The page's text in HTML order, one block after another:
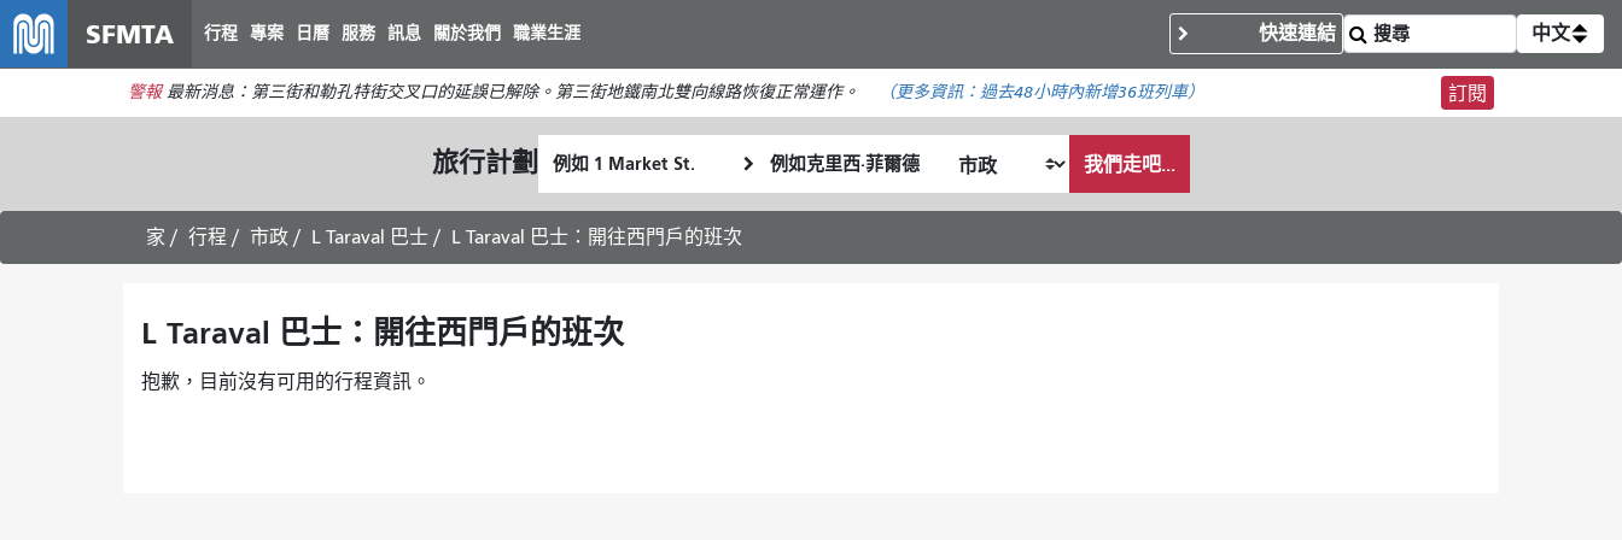
主
要
內
容
SFMTA 行程 專案 日曆 服務 訊息 關於我們 職業生涯 快速連結 中文
警報 最新消息：第三街和勒孔特街交叉口的延誤已解除。第三街地鐵南北雙向線路恢復正常運作。 （更多資訊： 過去48小時內新增36班列車） 訂閱
旅行計劃
起
始
位
置
終
點
位
我
希
的
我們走吧...
家 行程 市政 L Taraval 巴士 L Taraval 巴士：開往西門戶的班次
L Taraval 巴士：開往西門戶的班次
抱歉，目前沒有可用的行程資訊。